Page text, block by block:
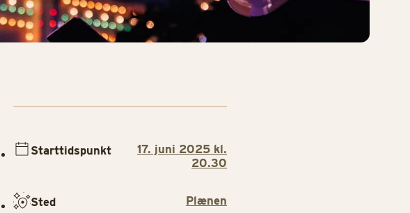
Starttidspunkt
17. juni 2025 kl.
20.30
Sted Plænen